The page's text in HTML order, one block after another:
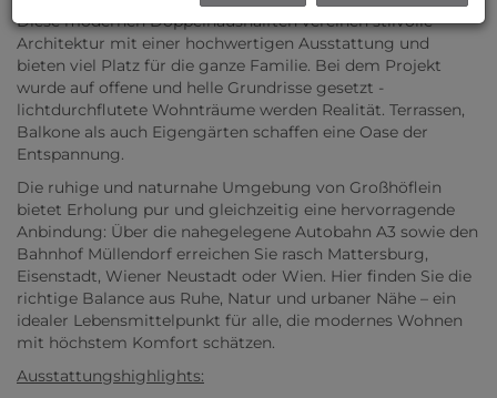
Diese modernen Doppelhaushälften vereinen stilvolle
Architektur mit einer hochwertigen Ausstattung und
bieten viel Platz für die ganze Familie. Bei dem Projekt
wurde auf offene und helle Grundrisse gesetzt -
lichtdurchflutete Wohnträume werden Realität. Terrassen,
Balkone als auch Eigengärten schaffen eine Oase der
Entspannung.
Die ruhige und naturnahe Umgebung von Großhöflein
bietet Erholung pur und gleichzeitig eine hervorragende
Anbindung: Über die nahegelegene Autobahn A3 sowie den
Bahnhof Müllendorf erreichen Sie rasch Mattersburg,
Eisenstadt, Wiener Neustadt oder Wien. Hier finden Sie die
richtige Balance aus Ruhe, Natur und urbaner Nähe – ein
idealer Lebensmittelpunkt für alle, die modernes Wohnen
mit höchstem Komfort schätzen.
Ausstattungshighlights: